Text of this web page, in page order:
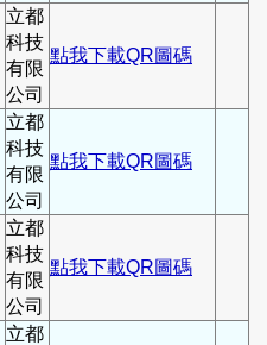
立都
科技
有限
公司
點我下載QR圖碼
立都
科技
有限
公司
點我下載QR圖碼
立都
科技
有限
公司
點我下載QR圖碼
立都